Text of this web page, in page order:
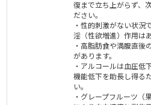
復まで立ち上がらず、
ださい。
・性的刺激がない状況
淫（性欲増進）作用は
・高脂肪食や満腹直後
があります。
・アルコールは血圧低
機能低下を助長し得る
い。
・グレープフルーツ（